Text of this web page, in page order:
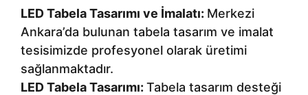
LED Tabela Tasarımı ve İmalatı: Merkezi
Ankara’da bulunan tabela tasarım ve imalat
tesisimizde profesyonel olarak üretimi
sağlanmaktadır.
LED Tabela Tasarımı: Tabela tasarım desteği